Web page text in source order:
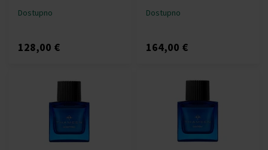
Dostupno
128,00 €
Dostupno
164,00 €